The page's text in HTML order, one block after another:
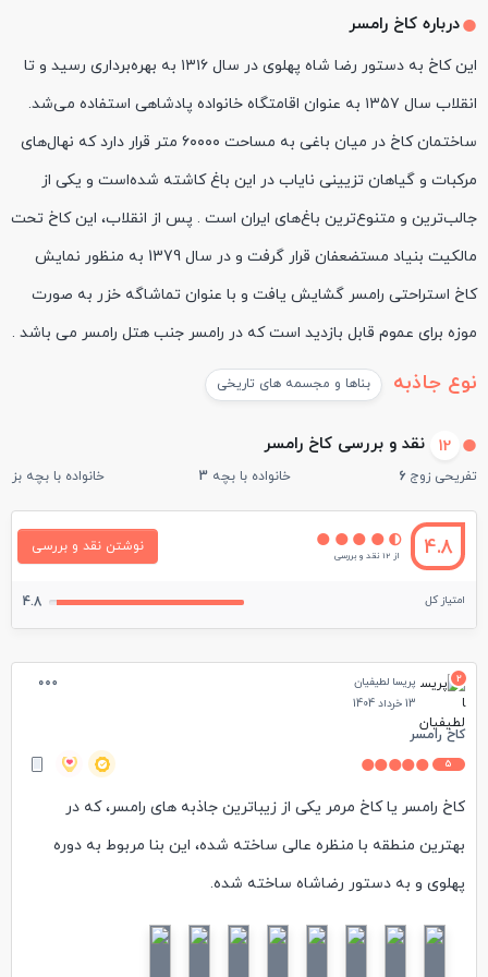
درباره کاخ رامسر
این کاخ به دستور رضا شاه پهلوی در سال ۱۳۱۶ به بهره‌برداری رسید و تا
انقلاب سال ۱۳۵۷ به عنوان اقامتگاه خانواده پادشاهی استفاده می‌شد.
ساختمان کاخ در میان باغی به مساحت ۶۰۰۰۰ متر قرار دارد که نهال‌های
مرکبات و گیاهان تزیینی نایاب در این باغ کاشته شده‌است و یکی از
جالب‌ترین و متنوع‌ترین باغ‌های ایران است . پس از انقلاب، این کاخ تحت
مالکیت بنیاد مستضعفان قرار گرفت و در سال 1379 به منظور نمایش
کاخ استراحتی رامسر گشایش یافت و با عنوان تماشاگه خزر به صورت
موزه برای عموم قابل بازدید است که در رامسر جنب هتل رامسر می باشد .
نوع جاذبه بناها و مجسمه های تاریخی
12 نقد و بررسی کاخ رامسر
تفریحی زوج 6 خانواده با بچه 3 خانواده با بچه
4.8 از 12 نقد و بررسی
نوشتن نقد و بررسی
امتیاز کل 4.8
2
پریسا لطیفیان
13 خرداد 1404
کاخ رامسر
5
کاخ رامسر یا کاخ مرمر یکی از زیباترین جاذبه های رامسر، که در
بهترین منطقه با منظره عالی ساخته شده، این بنا مربوط به دوره
پهلوی و به دستور رضاشاه ساخته شده.
از چند ساختمان شامل کاخ شاه، موزه عاج، موزه مردم شناسی و حمام